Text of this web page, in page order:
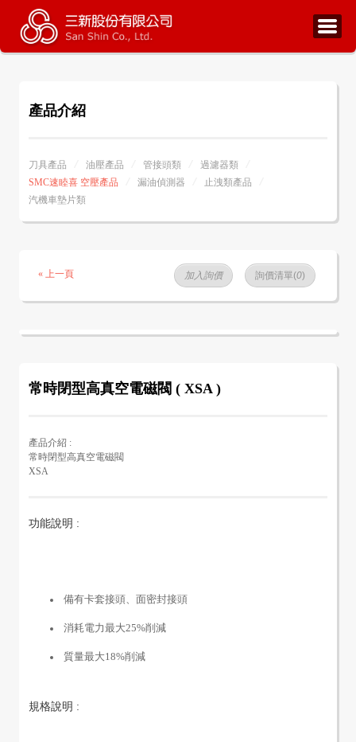
產品介紹
刀具產品 油壓產品 管接頭類
過濾器類
SMC速睦喜 空壓產品
漏油偵測器
止洩類產品
汽機車墊片類
« 上一頁 詢價清單(0)
加入詢價
常時閉型高真空電磁閥 ( XSA )
產品介紹 :
常時閉型高真空電磁閥
XSA
功能說明 :
備有卡套接頭、面密封接頭
消耗電力最大25%削減
質量最大18%削減
規格說明 :